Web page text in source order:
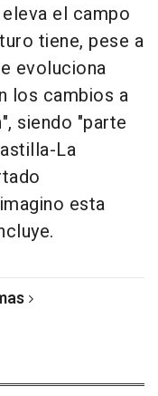
el campo
tiene, pese a
evoluciona
los cambios a
siendo "parte
La
esta